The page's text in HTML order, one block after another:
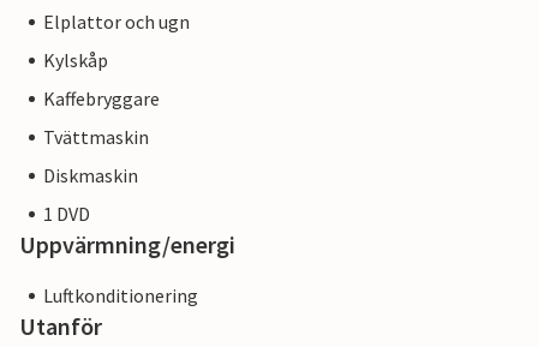
Elplattor och ugn
Kylskåp
Kaffebryggare
Tvättmaskin
Diskmaskin
1 DVD
Uppvärmning/energi
Luftkonditionering
Utanför